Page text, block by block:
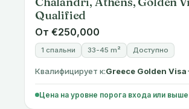
От €250,000
1 спальни 33-45 m²
Квалифицирует к:Greece Golden Visa
Цена на уровне порога входа или выше